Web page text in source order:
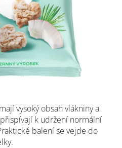
vysoký obsah vlákniny a
k udržení normální
balení se vejde do